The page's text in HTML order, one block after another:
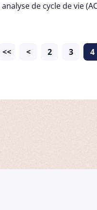
de cycle de vie
<< < 2 3 4